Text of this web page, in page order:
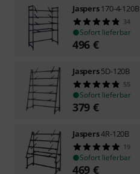
Jaspers170-4-120B
34
Sofort lieferbar
496 €
Jaspers5D-120B
55
Sofort lieferbar
379 €
Jaspers4R-120B
19
Sofort lieferbar
469 €